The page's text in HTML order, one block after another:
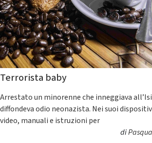
Terrorista baby
Arrestato un minorenne che inneggiava
diffondeva odio neonazista. Nei suoi
video, manuali e istruzioni per
di